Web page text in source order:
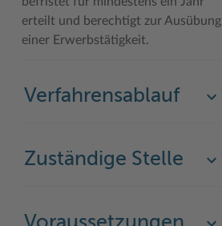
Woche der Seelischen Gesundheit
Karrieretag
Zahlen, Daten, Fakten
erteilt und berechtigt zur Ausübung
einer Erwerbstätigkeit.
Verfahrensablauf
Zuständige Stelle